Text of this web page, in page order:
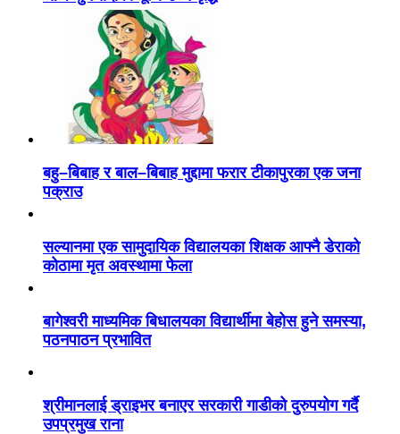
बहु–बिबाह र बाल–बिबाह मुद्दामा फरार टीकापुरका एक जना
पक्राउ
सल्यानमा एक सामुदायिक विद्यालयका शिक्षक आफ्नै डेराको
कोठामा मृत अवस्थामा फेला
बागेश्वरी माध्यमिक बिधालयका विद्यार्थीमा बेहोस हुने समस्या,
पठनपाठन प्रभावित
श्रीमानलाई ड्राइभर बनाएर सरकारी गाडीको दुरुपयोग गर्दै
उपप्रमुख राना